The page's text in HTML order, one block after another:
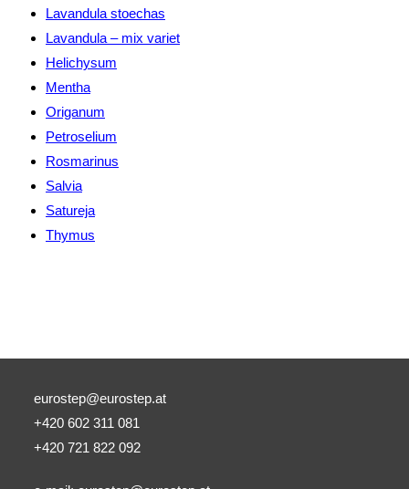
Lavandula stoechas
Lavandula – mix variet
Helichysum
Mentha
Origanum
Petroselium
Rosmarinus
Salvia
Satureja
Thymus
eurostep@eurostep.at
+420 602 311 081
+420 721 822 092